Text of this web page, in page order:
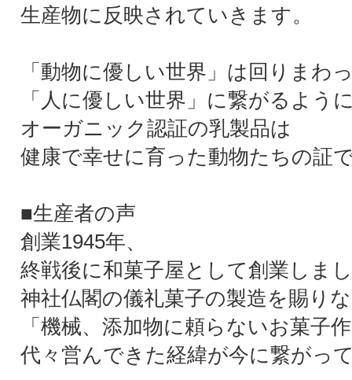
生産物に反映されていきます。
「動物に優しい世界」は回りまわ
「人に優しい世界」に繋がるよう
オーガニック認証の乳製品は
健康で幸せに育った動物たちの証
■生産者の声
創業1945年、
終戦後に和菓子屋として創業しま
神社仏閣の儀礼菓子の製造を賜り
「機械、添加物に頼らないお菓子
代々営んできた経緯が今に繋がっ